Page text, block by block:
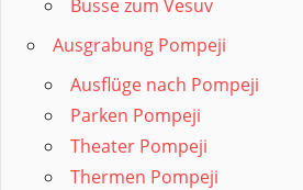
Busse zum Vesuv
Ausgrabung Pompeji
Ausflüge nach Pompeji
Parken Pompeji
Theater Pompeji
Thermen Pompeji